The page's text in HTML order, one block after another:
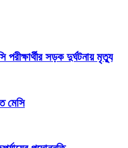
সড়ক দুর্ঘটনায় মৃত্যু
মেসি